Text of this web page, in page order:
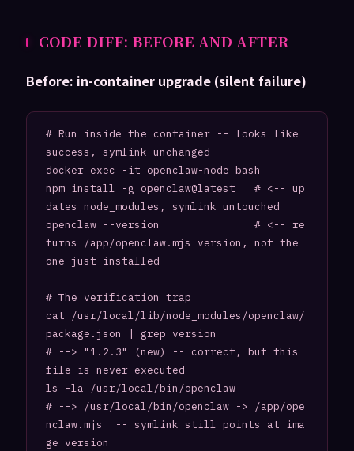
CODE DIFF: BEFORE AND AFTER
Before: in-container upgrade (silent failure)
# Run inside the container -- looks like
success, symlink unchanged
docker exec -it openclaw-node bash
npm install -g openclaw@latest   # <-- up
dates node_modules, symlink untouched
openclaw --version               # <-- re
turns /app/openclaw.mjs version, not the
one just installed
# The verification trap
cat /usr/local/lib/node_modules/openclaw/
package.json | grep version
# --> "1.2.3" (new) -- correct, but this
file is never executed
ls -la /usr/local/bin/openclaw
# --> /usr/local/bin/openclaw -> /app/ope
nclaw.mjs  -- symlink still points at ima
ge version